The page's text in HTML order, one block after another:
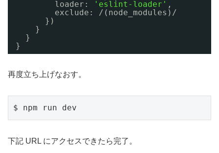
loader:
'eslint-loader' ,
exclude: /(node_modules)/
})
}
}
}
再度立ち上げなおす。
$ npm run dev
下記 URL にアクセスできたら完了。